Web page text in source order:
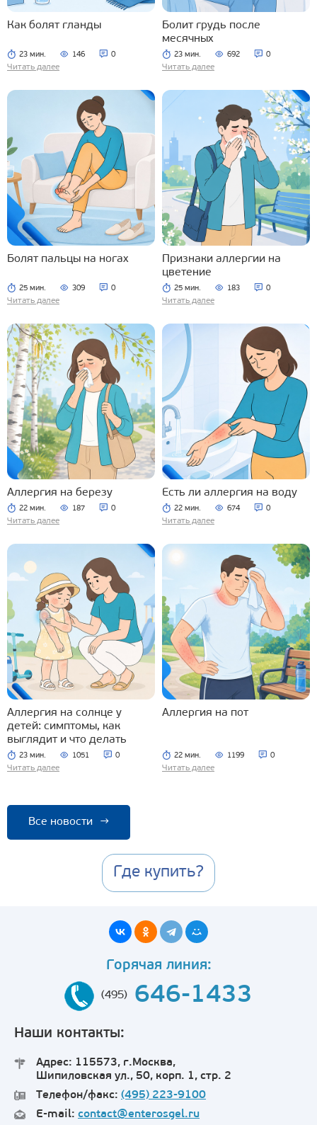
Как болят гланды
23 мин. 146 0
Читать далее
Болит грудь после
месячных
23 мин. 692 0
Читать далее
Болят пальцы на ногах
25 мин. 309 0
Читать далее
Признаки аллергии на
цветение
25 мин. 183 0
Читать далее
Аллергия на березу
22 мин. 187 0
Читать далее
Есть ли аллергия на воду
22 мин. 674 0
Читать далее
Аллергия на солнце у
детей: симптомы, как
выглядит и что делать
23 мин. 1051 0
Читать далее
Аллергия на пот
22 мин. 1199 0
Читать далее
Все новости →
Где купить?
Горячая линия:
(495) 646-1433
Наши контакты:
Адрес: 115573, г.Москва,
Шипиловская ул., 50, корп. 1, стр. 2
Телефон/факс: (495) 223-9100
E-mail: contact@enterosgel.ru